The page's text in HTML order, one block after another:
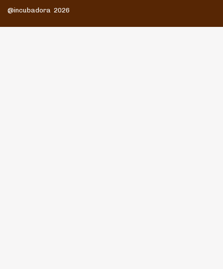
@incubadora 2026